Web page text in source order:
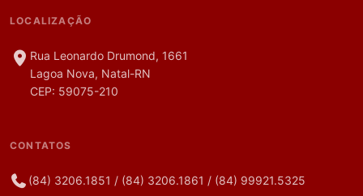
LOCALIZAÇÃO
Rua Leonardo Drumond, 1661
Lagoa Nova, Natal-RN
CEP: 59075-210
CONTATOS
(84) 3206.1851 / (84) 3206.1861 / (84) 99921.5325